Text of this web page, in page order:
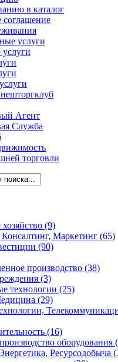
в каталог
услуги
Агент
Служба
торговли
(9)
Консалтинг, Маркетинг (65)
(90)
производство (38)
(3)
технологии (25)
(29)
(16)
оборудования
Ресурсодобыча